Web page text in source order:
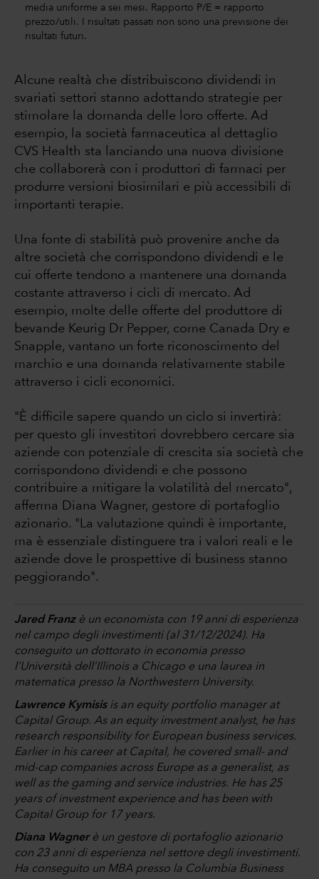
media uniforme a sei mesi. Rapporto P/E = rapporto
prezzo/utili. I risultati passati non sono una previsione dei
risultati futuri.
Alcune realtà che distribuiscono dividendi in
svariati settori stanno adottando strategie per
stimolare la domanda delle loro offerte. Ad
esempio, la società farmaceutica al dettaglio
CVS Health sta lanciando una nuova divisione
che collaborerà con i produttori di farmaci per
produrre versioni biosimilari e più accessibili di
importanti terapie.
Una fonte di stabilità può provenire anche da
altre società che corrispondono dividendi e le
cui offerte tendono a mantenere una domanda
costante attraverso i cicli di mercato. Ad
esempio, molte delle offerte del produttore di
bevande Keurig Dr Pepper, come Canada Dry e
Snapple, vantano un forte riconoscimento del
marchio e una domanda relativamente stabile
attraverso i cicli economici.
"È difficile sapere quando un ciclo si invertirà:
per questo gli investitori dovrebbero cercare sia
aziende con potenziale di crescita sia società che
corrispondono dividendi e che possono
contribuire a mitigare la volatilità del mercato",
afferma Diana Wagner, gestore di portafoglio
azionario. "La valutazione quindi è importante,
ma è essenziale distinguere tra i valori reali e le
aziende dove le prospettive di business stanno
peggiorando".
Jared Franz è un economista con 19 anni di esperienza
nel campo degli investimenti (al 31/12/2024). Ha
conseguito un dottorato in economia presso
l’Università dell’Illinois a Chicago e una laurea in
matematica presso la Northwestern University.
Lawrence Kymisisis an equity portfolio manager at
Capital Group. As an equity investment analyst, he has
research responsibility for European business services.
Earlier in his career at Capital, he covered small- and
mid-cap companies across Europe as a generalist, as
well as the gaming and service industries. He has 25
years of investment experience and has been with
Capital Group for 17 years.
Diana Wagnerè un gestore di portafoglio azionario
con 23 anni di esperienza nel settore degli investimenti.
Ha conseguito un MBA presso la Columbia Business